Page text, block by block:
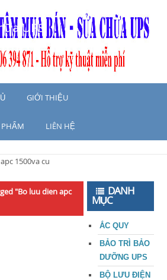
UPS
GIỚI THIỆU
LIÊN HỆ
1500va cu
"Bo luu dien apc
DANH
MỤC
ẮC QUY
BẢO TRÌ BẢO
DƯỠNG UPS
BỘ LƯU ĐIỆN